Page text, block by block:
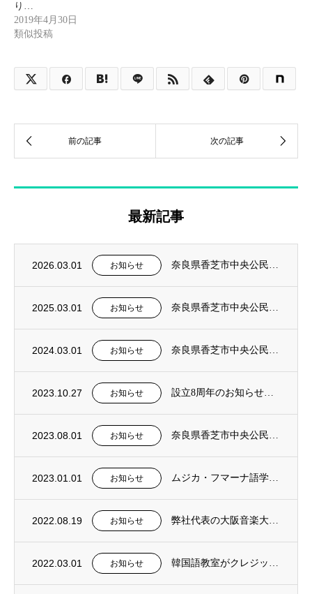
り…
2019年4月30日
類似投稿
最新記事
2026.03.01 お知らせ 奈良県香芝市中央公民館 社会教育事業 2026年前期 韓国語入門講座を担当
2025.03.01 お知らせ 奈良県香芝市中央公民館 社会教育事業 2025年前期 韓国語入門講座を担当
2024.03.01 お知らせ 奈良県香芝市中央公民館 社会教育事業 2024年前期 韓国語入門講座を担当
2023.10.27 お知らせ 設立8周年のお知らせと新たなる方針について
2023.08.01 お知らせ 奈良県香芝市中央公民館 社会教育事業 2023年後期 韓国語入門講座を担当
2023.01.01 お知らせ ムジカ・フマーナ語学教室に、『日本語クラス』を新設。
2022.08.19 お知らせ 弊社代表の大阪音楽大学非常勤講師就任のお知らせ
2022.03.01 お知らせ 韓国語教室がクレジット決済に対応しました。